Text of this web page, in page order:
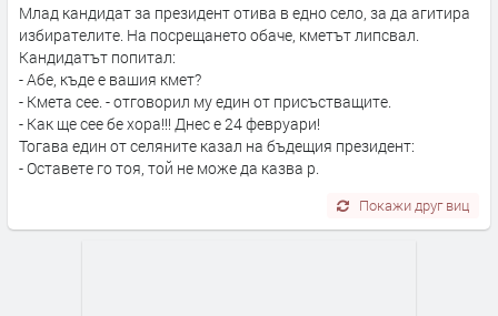
Млад кандидат за президент отива в едно село, за да агитира
избирателите. На посрещането обаче, кметът липсвал.
Кандидатът попитал:
- Абе, къде е вашия кмет?
- Кмета сее. - отговорил му един от присъстващите.
- Как ще сее бе хора!!! Днес е 24 февруари!
Тогава един от селяните казал на бъдещия президент:
- Оставете го тоя, той не може да казва р.
Покажи друг виц